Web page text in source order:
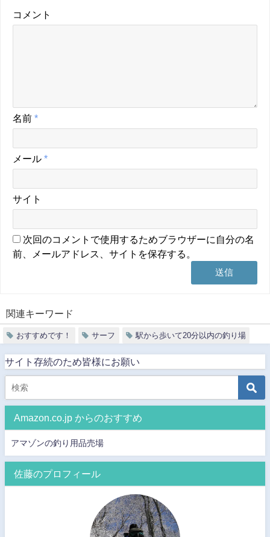
コメント
名前 *
メール *
サイト
次回のコメントで使用するためブラウザーに自分の名
前、メールアドレス、サイトを保存する。
関連キーワード
おすすめです！ サーフ 駅から歩いて20分以内の釣り場
サイト存続のため皆様にお願い
Amazon.co.jp からのおすすめ
アマゾンの釣り用品売場
佐藤のプロフィール